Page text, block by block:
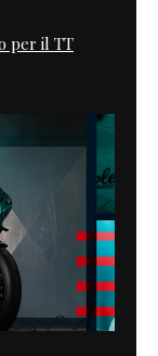
per il TT